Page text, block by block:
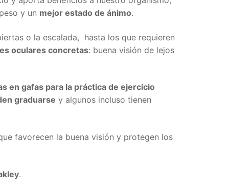
y un mejor estado de ánimo.
o la escalada, hasta los que requieren
oculares concretas: buena visión de lejos
en gafas para la práctica de ejercicio
graduarse y algunos incluso tienen
favorecen la buena visión y protegen los
.